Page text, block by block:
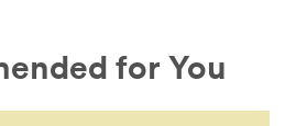
for You